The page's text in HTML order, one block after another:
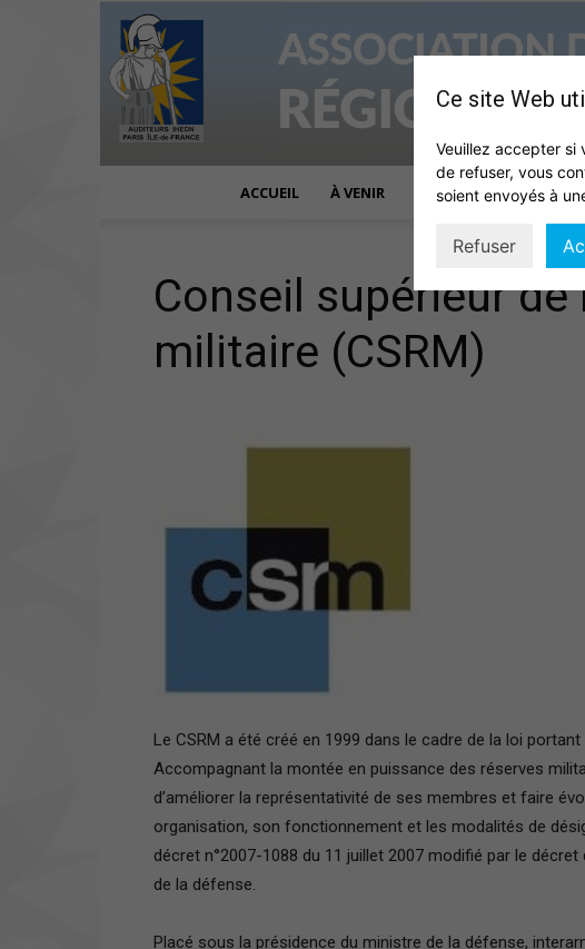
ACCUEIL À VENIR ACTUALITÉS QUI
Conseil supérieur de
militaire (CSRM)
Le CSRM a été créé en 1999 dans le cadre de la loi
Accompagnant la montée en puissance des réserves
d’améliorer la représentativité de ses membres et faire
organisation, son fonctionnement et les modalités de
décret n°2007-1088 du 11 juillet 2007 modifié par le
de la défense.
Placé sous la présidence du ministre de la défense,
Ce site Web
Veuillez accepter si
de refuser, vous
soient envoyés à
Refuser